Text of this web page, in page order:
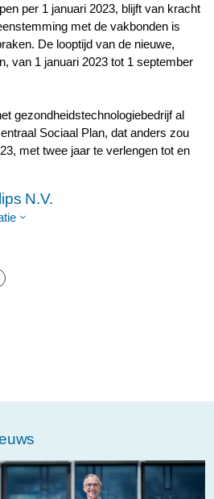
per 1 januari 2023, blijft van kracht
met de vakbonden is
De looptijd van de nieuwe,
van 1 januari 2023 tot 1 september
gezondheidstechnologiebedrijf al
Sociaal Plan, dat anders zou
met twee jaar te verlengen tot en
N.V.
about/news/